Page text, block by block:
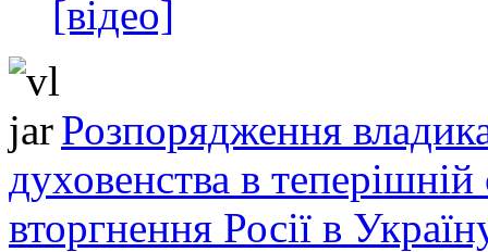
[відео]
Розпорядження
духовенства в теперішній
вторгнення Росії в